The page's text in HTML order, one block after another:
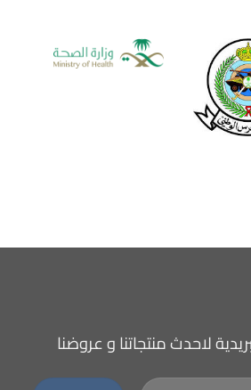
لاحدث منتجاتنا و عروضنا